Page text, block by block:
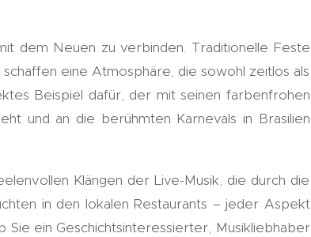
dem Neuen zu verbinden. Traditionelle Feste
eine Atmosphäre, die sowohl zeitlos als
Beispiel dafür, der mit seinen farbenfrohen
und an die berühmten Karnevals in Brasilien
Klängen der Live-Musik, die durch die
in den lokalen Restaurants – jeder Aspekt
Sie ein Geschichtsinteressierter, Musikliebhaber